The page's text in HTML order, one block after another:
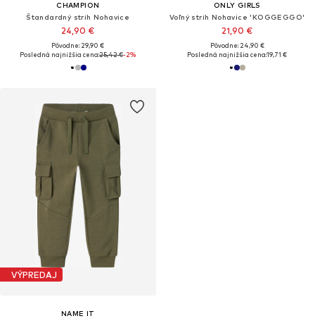
CHAMPION
Štandardný strih Nohavice
24,90 €
Pôvodne: 29,90 €
Posledná najnižšia cena:25,42 €-2%
ONLY GIRLS
Voľný strih Nohavice 'KOGGEGGO'
21,90 €
Pôvodne: 24,90 €
Posledná najnižšia cena:19,71 €
VÝPREDAJ
NAME IT